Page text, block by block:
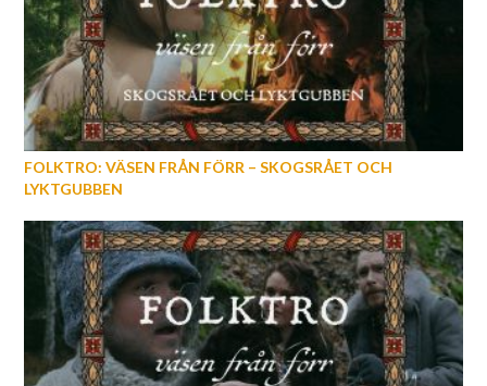
FOLKTRO: VÄSEN FRÅN FÖRR – SKOGSRÅET OCH
LYKTGUBBEN